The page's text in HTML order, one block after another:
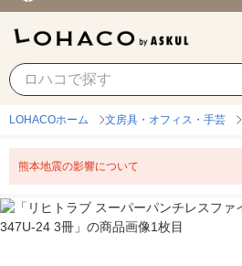
LOHACOホーム 文房具・オフィス・手芸
熊本地震の影響について